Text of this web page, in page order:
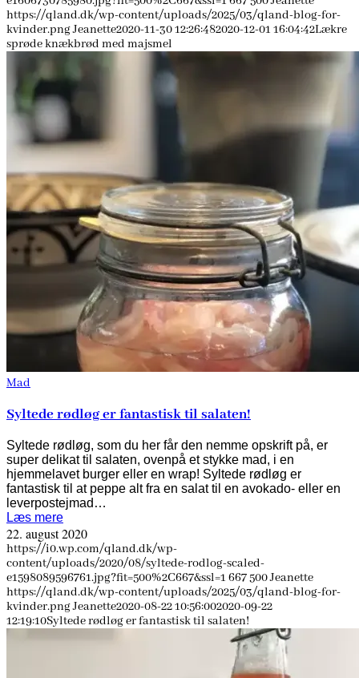
https://qland.dk/wp-content/uploads/2025/03/qland-blog-for-
kvinder.pngJeanette2020-11-30 12:26:482020-12-01 16:04:42Lækre
sprøde knækbrød med majsmel
Mad
Syltede rødløg er fantastisk til salaten!
Syltede rødløg, som du her får den nemme opskrift på, er
super delikat til salaten, ovenpå et stykke mad, i en
hjemmelavet burger eller en wrap! Syltede rødløg er
fantastisk til at peppe alt fra en salat til en avokado- eller en
leverpostejmad…
Læs mere
22. august 2020
https://i0.wp.com/qland.dk/wp-
content/uploads/2020/08/syltede-rodlog-scaled-
e1598089596761.jpg?fit=500%2C667&ssl=1 667500Jeanette
https://qland.dk/wp-content/uploads/2025/03/qland-blog-for-
kvinder.pngJeanette2020-08-22 10:56:002020-09-22
12:19:10Syltede rødløg er fantastisk til salaten!